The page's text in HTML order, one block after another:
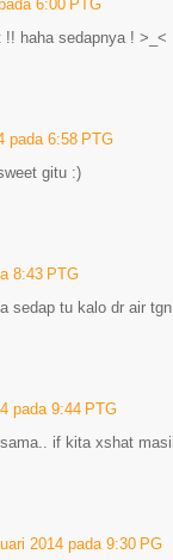
6:00 PTG
!! haha sedapnya ! >_<
pada 6:58 PTG
gitu :)
8:43 PTG
sedap tu kalo dr air
pada 9:44 PTG
if kita xshat
2014 pada 9:30 PG